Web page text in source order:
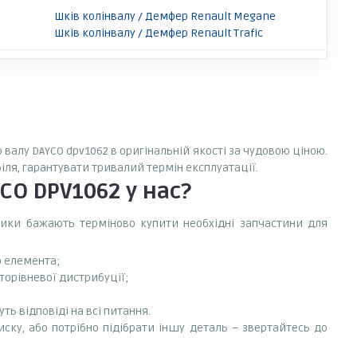
Шків колінвалу / Демфер Renault Megane
Шків колінвалу / Демфер Renault Trafic
DAYCO dpv1062 в оригінальній якості за чудовою ціною.
гарантувати тривалий термін експлуатації.
DPV1062 у нас?
бажають терміново купити необхідні запчастини для
елемента;
дистрибуції;
відповіді на всі питання.
або потрібно підібрати іншу деталь – звертайтесь до